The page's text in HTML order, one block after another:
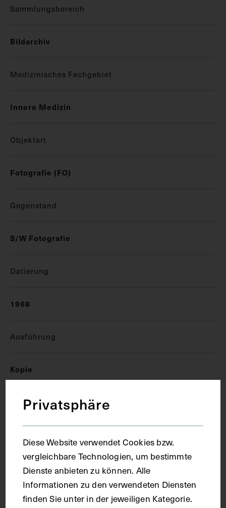
Sammlungsbereich
Bildarchiv
Medizinisches Fachgebiet
Innere Medizin
Objektart
Fotografie (FO)
Gegenstand
S/W Fotografie
Datierung
1968
Ausführung
Kopie
Material
Papier
Privatsphäre
Diese Website verwendet Cookies bzw.
vergleichbare Technologien, um bestimmte
Dienste anbieten zu können. Alle
Informationen zu den verwendeten Diensten
finden Sie unter in der jeweiligen Kategorie.